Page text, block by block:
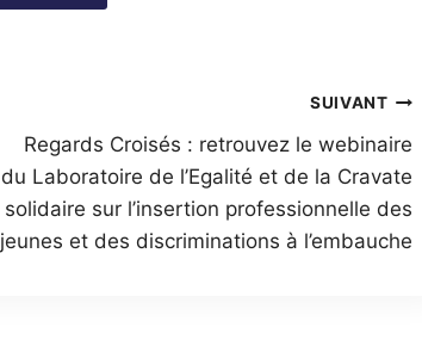
SUIVANT
Regards Croisés : retrouvez le webinaire
du Laboratoire de l’Egalité et de la Cravate
solidaire sur l’insertion professionnelle des
jeunes et des discriminations à l’embauche